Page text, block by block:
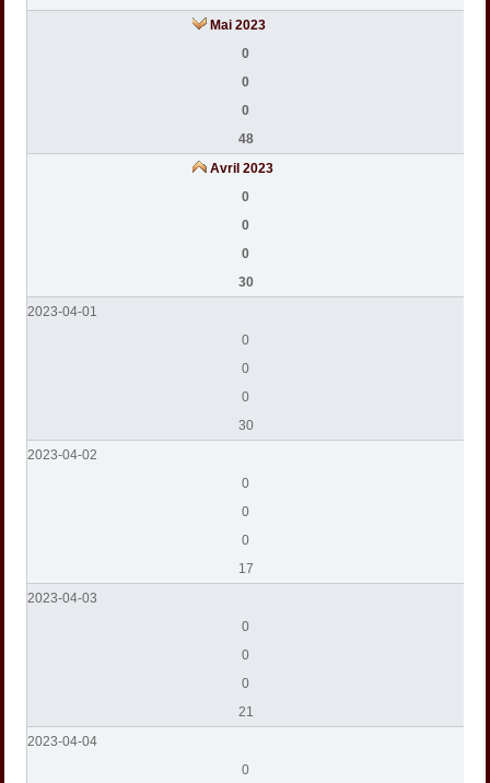
Mai 2023
0
0
0
48
Avril 2023
0
0
0
30
2023-04-01
0
0
0
30
2023-04-02
0
0
0
17
2023-04-03
0
0
0
21
2023-04-04
0